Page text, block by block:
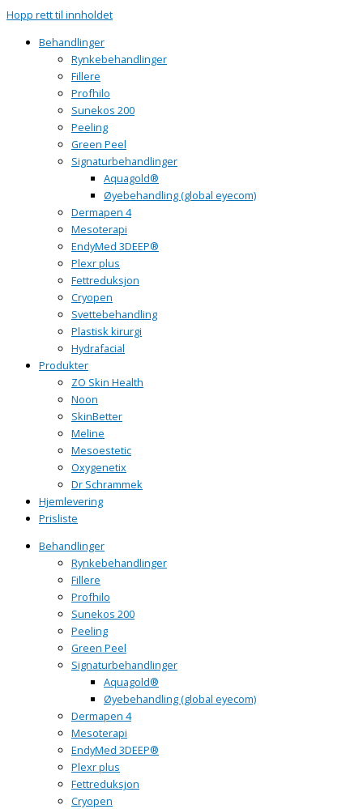
Hopp rett til innholdet
Behandlinger
Rynkebehandlinger
Fillere
Profhilo
Sunekos 200
Peeling
Green Peel
Signaturbehandlinger
Aquagold®
Øyebehandling (global eyecom)
Dermapen 4
Mesoterapi
EndyMed 3DEEP®
Plexr plus
Fettreduksjon
Cryopen
Svettebehandling
Plastisk kirurgi
Hydrafacial
Produkter
ZO Skin Health
Noon
SkinBetter
Meline
Mesoestetic
Oxygenetix
Dr Schrammek
Hjemlevering
Prisliste
Behandlinger
Rynkebehandlinger
Fillere
Profhilo
Sunekos 200
Peeling
Green Peel
Signaturbehandlinger
Aquagold®
Øyebehandling (global eyecom)
Dermapen 4
Mesoterapi
EndyMed 3DEEP®
Plexr plus
Fettreduksjon
Cryopen